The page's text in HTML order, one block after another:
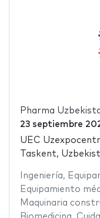
Pharma
23 septiembre
UEC
Taskent,
Ingeniería,
Equipamiento
Maquinaria